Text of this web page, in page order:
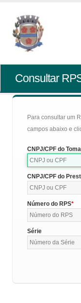
Consultar
Para consultar um
campos abaixo e
CNPJ/CPF do
CNPJ/CPF do
Número do RPS
Série